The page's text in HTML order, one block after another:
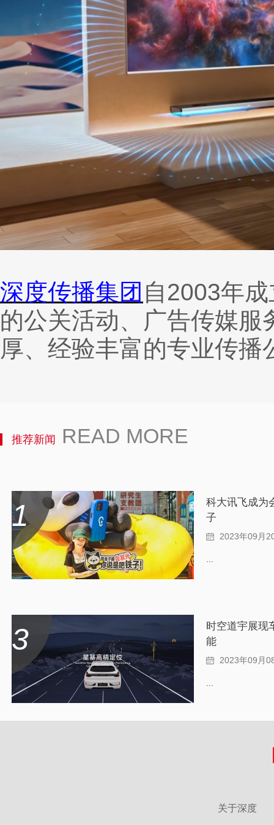
深度传播集团 自2003年
的公关活动、广告传媒
厚、经验丰富的专业传播
推荐新闻 READ MORE
1
科大讯飞成为
子
2023年09月
...
3
时空道宇展现
能
2023年09月
...
关于深度